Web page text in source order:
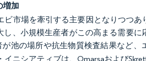
増加
市場を牽引する主要因となりつつあ
、小規模生産者がこの高まる需要に
池の場所や抗生物質検査結果など、
ニシアティブは、Omarsaおよび